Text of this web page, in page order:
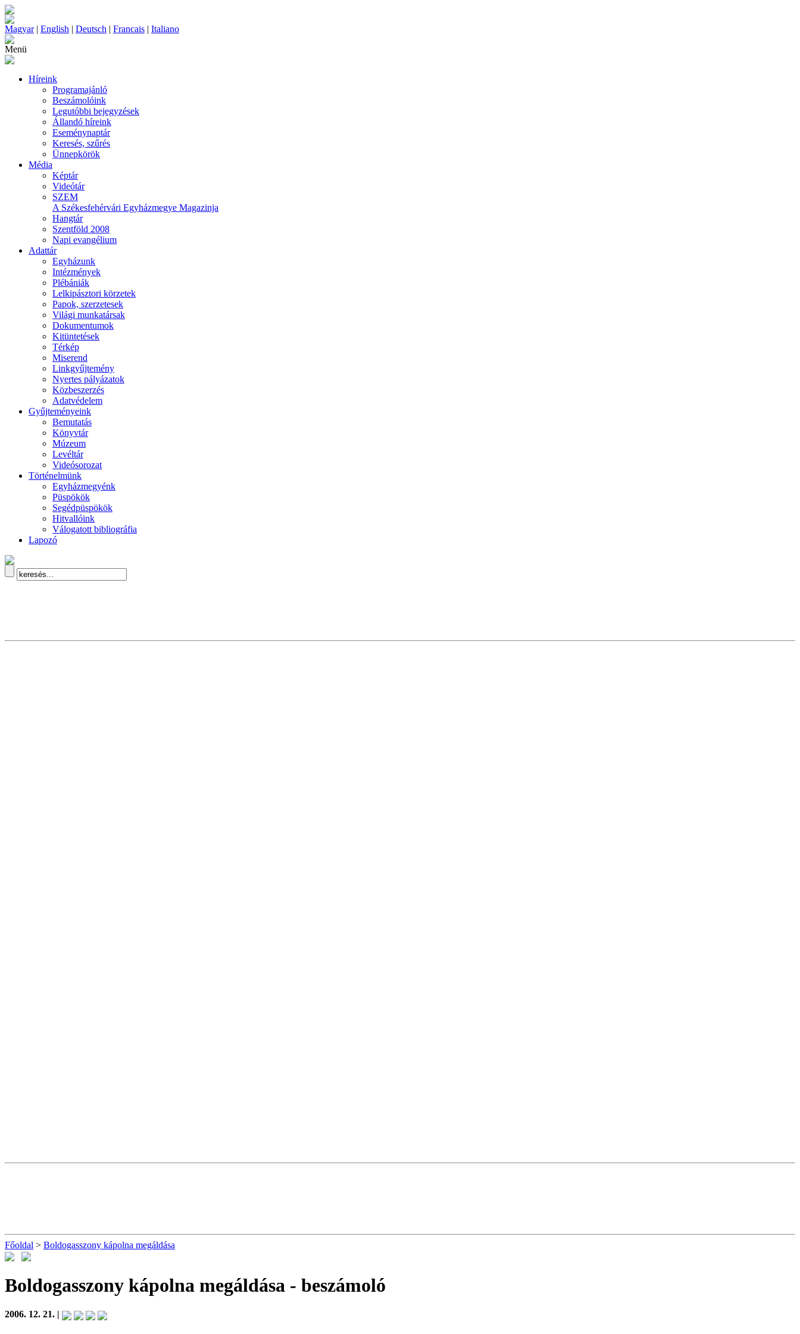
Magyar| English | Deutsch | Francais | Italiano
Menü
Híreink
Programajánló
Beszámolóink
Legutóbbi bejegyzések
Állandó híreink
Eseménynaptár
Keresés, szűrés
Ünnepkörök
Média
Képtár
Videótár
SZEM
A Székesfehérvári Egyházmegye Magazinja
Hangtár
Szentföld 2008
Napi evangélium
Adattár
Egyházunk
Intézmények
Plébániák
Lelkipásztori körzetek
Papok, szerzetesek
Világi munkatársak
Dokumentumok
Kitüntetések
Térkép
Miserend
Linkgyűjtemény
Nyertes pályázatok
Közbeszerzés
Adatvédelem
Gyűjteményeink
Bemutatás
Könyvtár
Múzeum
Levéltár
Videósorozat
Történelmünk
Egyházmegyénk
Püspökök
Segédpüspökök
Hitvallóink
Válogatott bibliográfia
Lapozó
Főoldal > Boldogasszony kápolna megáldása
Boldogasszony kápolna megáldása - beszámoló
2006. 12. 21. |